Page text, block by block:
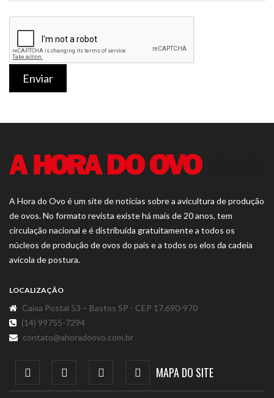
Enviar
A Hora do Ovo é um site de notícias sobre a avicultura de produção
de ovos. No formato revista existe há mais de 20 anos, tem
circulação nacional e é distribuída gratuitamente a todos os
núcleos de produção de ovos do país e a todos os elos da cadeia
avícola de postura.
LOCALIZAÇÃO
Caixa Postal 53 – Bastos SP - CEP 17.690-970
(14) 99755-7294
contato@ahoradoovo.com.br
MAPA DO SITE